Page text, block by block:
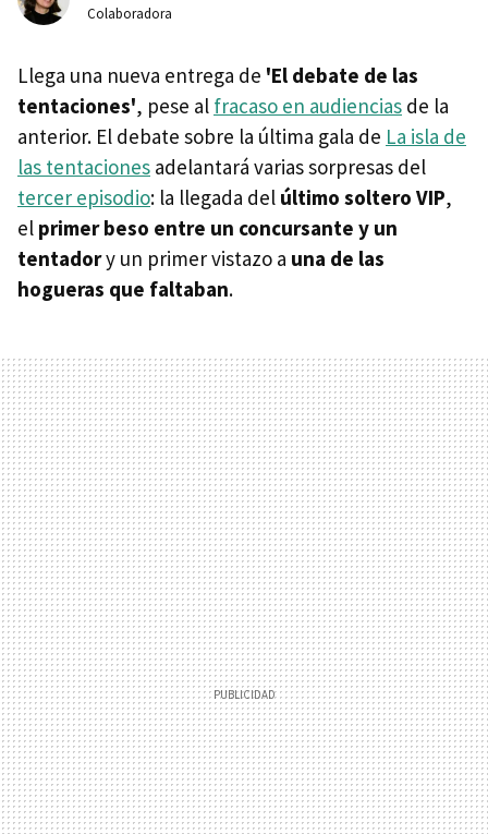
Colaboradora
Llega una nueva entrega de 'El debate de las
tentaciones', pese al fracaso en audiencias de la
anterior. El debate sobre la última gala de La isla de
las tentaciones adelantará varias sorpresas del
tercer episodio: la llegada del último soltero VIP,
el primer beso entre un concursante y un
tentadory un primer vistazo a una de las
hogueras que faltaban.